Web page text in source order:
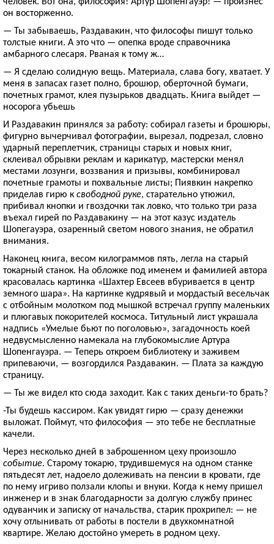
он восторженно.
— Ты забываешь, Раздавакин, что философы пишут только
толстые книги. А это что — опепка вроде справочника
амбарного слесаря. Рваная к тому ж…
— Я сделаю солидную вещь. Материала, слава богу, хватает. У
меня в запасах газет полно, брошюр, оберточной бумаги,
почетных грамот, клея пузырьков двадцать. Книга выйдет —
носорога убьешь
И Раздавакин принялся за работу: собирал газеты и брошюры,
фигурно вычерчивал фотографии, вырезал, подрезал, словно
ударный переплетчик, страницы старых и новых книг,
склеивал обрывки реклам и карикатур, мастерски менял
местами лозунги, воззвания и призывы, комбинировал
почетные грамоты и похвальные листы; Пиявкин накрепко
приделав гирю к свободной руке, старательно утюжил,
прибивал кнопки и гвоздочки так ловко, что только три раза
въехал гирей по Раздавакину — на этот казус издатель
Шопегауэра, озаренный светом нового знания, не обратил
внимания.
Наконец книга, весом килограммов пять, легла на старый
токарный станок. На обложке под именем и фамилией автора
красовалась картинка «Шахтер Евсеев вбуривается в центр
земного шара». На картинке кудрявый и мордастый весельчак
с отбойным молотком под мышкой встречал группу маленьких
и плюгавых покорителей космоса. Титульный лист украшала
надпись «Умелые бьют по поголовью», загадочность коей
недвусмысленно намекала на глубокомыслие Артура
Шопенгауэра. — Теперь откроем библиотеку и заживем
припеваючи, — возгордился Раздавакин. — Плата за каждую
страницу.
— Ты же видел кто сюда заходит. Как с таких деньги-то брать?
-Ты будешь кассиром. Как увидят гирю — сразу денежки
выложат. Поймут, что философия — это тебе не бесплатные
качели.
Через несколько дней в заброшенном цеху произошло
событие. Старому токарю, трудившемуся на одном станке
пятьдесят лет, надоело долеживать на пенсии в кровати, где
по нему игриво ползали клопы и внуки. Когда к нему пришел
инженер и в знак благодарности за долгую службу принес
одуванчик и записку от начальства, старик прохрипел: — не
хочу отлынивать от работы в постели в двухкомнатной
квартире. Желаю достойно умереть в родном цеху.